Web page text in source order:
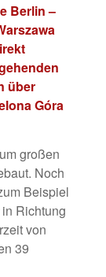
Berlin –
über
Góra
großen
Noch
Beispiel
Richtung
von
39